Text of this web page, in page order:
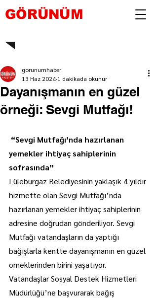
GÖRÜNÜM
Dayanışmanın en güzel
örneği: Sevgi Mutfağı!
gorunumhaber
13 Haz 2024 1 dakikada okunur
“Sevgi Mutfağı’nda hazırlanan
yemekler ihtiyaç sahiplerinin
sofrasında”
Lüleburgaz Belediyesinin yaklaşık 4 yıldır
hizmette olan Sevgi Mutfağı’nda
hazırlanan yemekler ihtiyaç sahiplerinin
adresine doğrudan gönderiliyor. Sevgi
Mutfağı vatandaşların da yaptığı
bağışlarla kentte dayanışmanın en güzel
örneklerinden birini yaşatıyor.
Vatandaşlar Sosyal Destek Hizmetleri
Müdürlüğü’ne başvurarak bağış